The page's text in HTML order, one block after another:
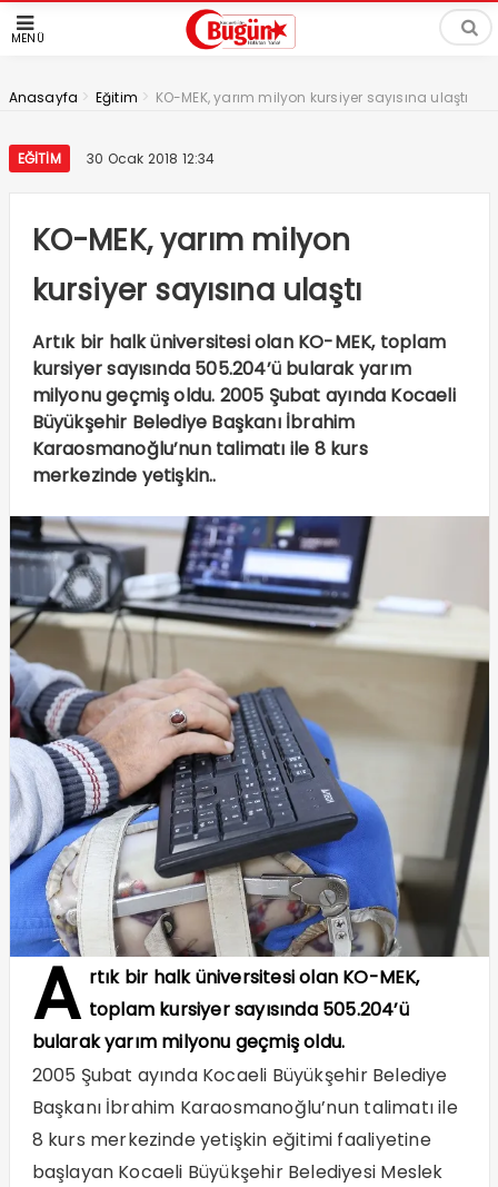
MENÜ
Anasayfa > Eğitim > KO-MEK, yarım milyon kursiyer sayısına ulaştı
EĞITIM 30 Ocak 2018 12:34
KO-MEK, yarım milyon
kursiyer sayısına ulaştı
Artık bir halk üniversitesi olan KO-MEK, toplam
kursiyer sayısında 505.204’ü bularak yarım
milyonu geçmiş oldu. 2005 Şubat ayında Kocaeli
Büyükşehir Belediye Başkanı İbrahim
Karaosmanoğlu’nun talimatı ile 8 kurs
merkezinde yetişkin..
A rtık bir halk üniversitesi olan KO-MEK,
toplam kursiyer sayısında 505.204’ü
bularak yarım milyonu geçmiş oldu.
2005 Şubat ayında Kocaeli Büyükşehir Belediye
Başkanı İbrahim Karaosmanoğlu’nun talimatı ile
8 kurs merkezinde yetişkin eğitimi faaliyetine
başlayan Kocaeli Büyükşehir Belediyesi Meslek